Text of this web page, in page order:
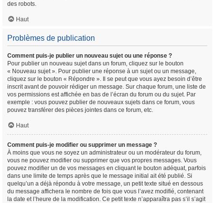
des robots.
Haut
Problèmes de publication
Comment puis-je publier un nouveau sujet ou une réponse ?
Pour publier un nouveau sujet dans un forum, cliquez sur le bouton
« Nouveau sujet ». Pour publier une réponse à un sujet ou un message,
cliquez sur le bouton « Répondre ». Il se peut que vous ayez besoin d’être
inscrit avant de pouvoir rédiger un message. Sur chaque forum, une liste de
vos permissions est affichée en bas de l’écran du forum ou du sujet. Par
exemple : vous pouvez publier de nouveaux sujets dans ce forum, vous
pouvez transférer des pièces jointes dans ce forum, etc.
Haut
Comment puis-je modifier ou supprimer un message ?
À moins que vous ne soyez un administrateur ou un modérateur du forum,
vous ne pouvez modifier ou supprimer que vos propres messages. Vous
pouvez modifier un de vos messages en cliquant le bouton adéquat, parfois
dans une limite de temps après que le message initial ait été publié. Si
quelqu’un a déjà répondu à votre message, un petit texte situé en dessous
du message affichera le nombre de fois que vous l’avez modifié, contenant
la date et l’heure de la modification. Ce petit texte n’apparaîtra pas s’il s’agit